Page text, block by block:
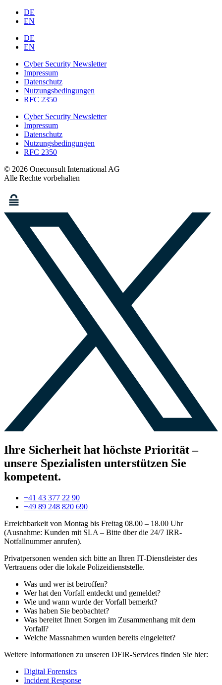
DE
EN
DE
EN
Cyber Security Newsletter
Impressum
Datenschutz
Nutzungsbedingungen
RFC 2350
Cyber Security Newsletter
Impressum
Datenschutz
Nutzungsbedingungen
RFC 2350
© 2026 Oneconsult International AG
Alle Rechte vorbehalten
Ihre Sicherheit hat höchste Priorität –
unsere Spezialisten unterstützen Sie
kompetent.
+41 43 377 22 90
+49 89 248 820 690
Erreichbarkeit von Montag bis Freitag 08.00 – 18.00 Uhr
(Ausnahme: Kunden mit SLA – Bitte über die 24/7 IRR-
Notfallnummer anrufen).
Privatpersonen wenden sich bitte an Ihren IT-Dienstleister des
Vertrauens oder die lokale Polizeidienststelle.
Was und wer ist betroffen?
Wer hat den Vorfall entdeckt und gemeldet?
Wie und wann wurde der Vorfall bemerkt?
Was haben Sie beobachtet?
Was bereitet Ihnen Sorgen im Zusammenhang mit dem
Vorfall?
Welche Massnahmen wurden bereits eingeleitet?
Weitere Informationen zu unseren DFIR-Services finden Sie hier:
Digital Forensics
Incident Response